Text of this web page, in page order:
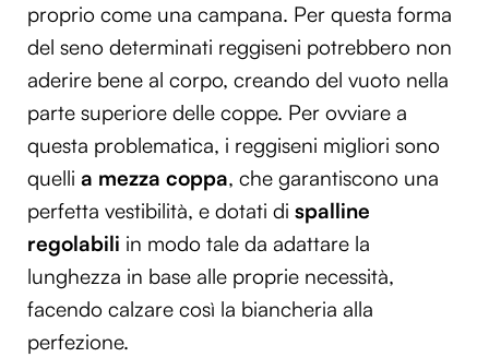
proprio come una campana. Per questa forma
del seno determinati reggiseni potrebbero non
aderire bene al corpo, creando del vuoto nella
parte superiore delle coppe. Per ovviare a
questa problematica, i reggiseni migliori sono
quelli a mezza coppa, che garantiscono una
perfetta vestibilità, e dotati di spalline
regolabili in modo tale da adattare la
lunghezza in base alle proprie necessità,
facendo calzare così la biancheria alla
perfezione.